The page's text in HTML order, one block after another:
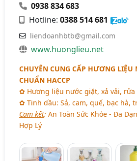
0938 834 683
Hotline:0388 514 681
liendoanhbtb@gmail.com
www.huonglieu.net
CHUYÊN CUNG CẤP HƯƠNG LIỆU
CHUẨN HACCP
✿ Hương liệu nước giặt, xả vải, rửa
✿ Tinh dầu: Sả, cam, quế, bạc hà,
Cam kết: An Toàn Sức Khỏe - Đa
Hợp Lý